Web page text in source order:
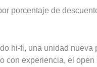
porcentaje de
hi-fi, una unidad
con experiencia, el